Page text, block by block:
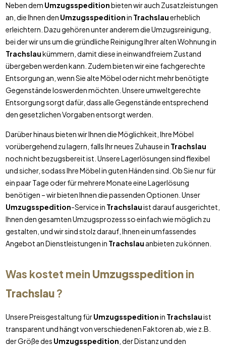
Neben dem Umzugsspeditionbieten wir auch Zusatzleistungen
an, die Ihnen den Umzugsspeditionin Trachslauerheblich
erleichtern. Dazu gehören unter anderem die Umzugsreinigung,
bei der wir uns um die gründliche Reinigung Ihrer alten Wohnung in
Trachslaukümmern, damit diese in einwandfreiem Zustand
übergeben werden kann. Zudem bieten wir eine fachgerechte
Entsorgung an, wenn Sie alte Möbel oder nicht mehr benötigte
Gegenstände loswerden möchten. Unsere umweltgerechte
Entsorgung sorgt dafür, dass alle Gegenstände entsprechend
den gesetzlichen Vorgaben entsorgt werden.
Darüber hinaus bieten wir Ihnen die Möglichkeit, Ihre Möbel
vorübergehend zu lagern, falls Ihr neues Zuhause in Trachslau
noch nicht bezugsbereit ist. Unsere Lagerlösungen sind flexibel
und sicher, sodass Ihre Möbel in guten Händen sind. Ob Sie nur für
ein paar Tage oder für mehrere Monate eine Lagerlösung
benötigen – wir bieten Ihnen die passenden Optionen. Unser
Umzugsspedition-Service in Trachslauist darauf ausgerichtet,
Ihnen den gesamten Umzugsprozess so einfach wie möglich zu
gestalten, und wir sind stolz darauf, Ihnen ein umfassendes
Angebot an Dienstleistungen in Trachslau anbieten zu können.
Was kostet mein Umzugsspeditionin
Trachslau?
Unsere Preisgestaltung fürUmzugsspeditionin Trachslauist
transparent und hängt von verschiedenen Faktoren ab, wie z.B.
der Größe des Umzugsspedition , der Distanz und den